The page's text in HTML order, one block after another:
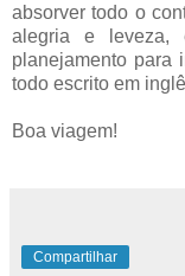
absorver todo o
alegria e leveza,
planejamento
todo escrito em
Boa viagem!
Compartilhar